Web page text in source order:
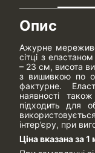
Опис
Ажурне
сітці з
– 23 см, висота
з вишивкою по
фактурне.
наявності
підходить для
інтер’єру, при
Ціна вказана за 1